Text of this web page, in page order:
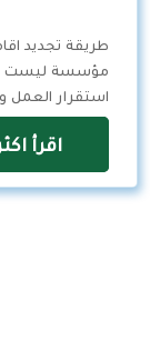
طريقة تجديد
مؤسسة ليست
استقرار
اقرأ اكثر